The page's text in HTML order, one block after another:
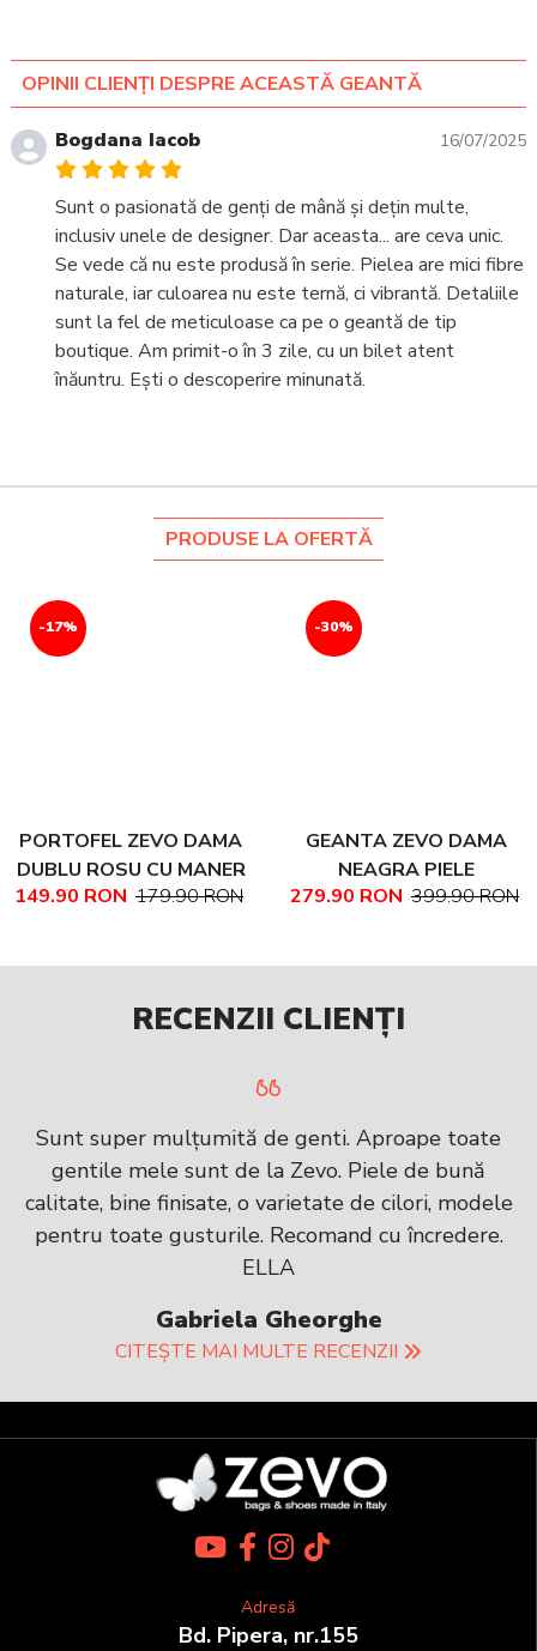
OPINII CLIENȚI DESPRE ACEASTĂ GEANTĂ
Bogdana Iacob 16/07/2025
Sunt o pasionată de genți de mână și dețin multe,
inclusiv unele de designer. Dar aceasta... are ceva unic.
Se vede că nu este produsă în serie. Pielea are mici fibre
naturale, iar culoarea nu este ternă, ci vibrantă. Detaliile
sunt la fel de meticuloase ca pe o geantă de tip
boutique. Am primit-o în 3 zile, cu un bilet atent
înăuntru. Ești o descoperire minunată.
PRODUSE LA OFERTĂ
-17%
PORTOFEL ZEVO DAMA
DUBLU ROSU CU MANER
PIELE NATURALA
149.90 RON 179.90 RON
-30%
GEANTA ZEVO DAMA
NEAGRA PIELE
NATURALA TEXTURATA
279.90 RON 399.90 RON
RECENZII CLIENȚI
Sunt super mulțumită de genti. Aproape toate
gentile mele sunt de la Zevo. Piele de bună
calitate, bine finisate, o varietate de cilori, modele
pentru toate gusturile. Recomand cu încredere.
ELLA
Gabriela Gheorghe
CITEȘTE MAI MULTE RECENZII
Adresă
Bd. Pipera, nr.155